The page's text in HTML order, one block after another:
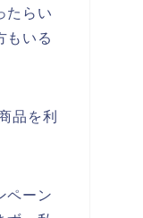
たらい
もいる
品を利
ペーン